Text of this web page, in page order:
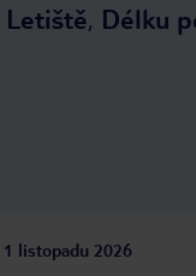
Letiště, Délku
1 listopadu 2026